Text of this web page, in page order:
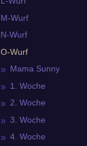
M-Wurf
N-Wurf
O-Wurf
Mama Sunny
1. Woche
2. Woche
3. Woche
4. Woche